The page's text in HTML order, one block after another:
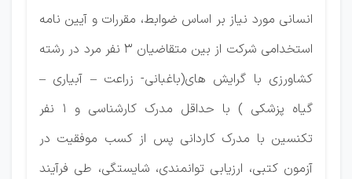
انسانی مورد نیاز بر اساس ضوابط، مقررات و آیین نامه
استخدامی شرکت از بین متقاضیان ۳ نفر مرد در رشته
کشاورزی با گرایش های(باغبانی- زراعت – آبیاری –
گیاه پزشکی ) با حداقل مدرک کارشناسی و ۱ نفر
تکنسین با مدرک کاردانی پس از کسب موفقیت در
آزمون کتبی، ارزیابی توانمندی، شایستگی، طی فرآیند